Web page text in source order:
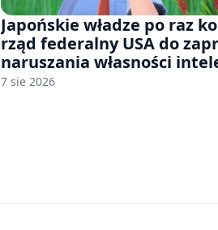
Japońskie władze po raz
rząd federalny USA do
naruszania własności
japońskich gier i anime
7 sie 2026